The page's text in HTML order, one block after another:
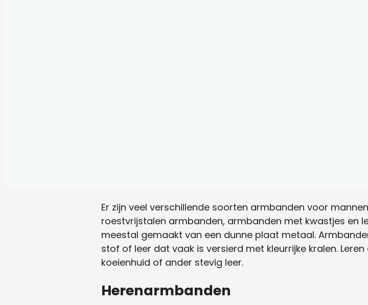
Er zijn veel verschillende soorten armbanden voor
roestvrijstalen armbanden, armbanden met kwastjes en
meestal gemaakt van een dunne plaat metaal.
stof of leer dat vaak is versierd met kleurrijke kralen.
koeienhuid of ander stevig leer.
Herenarmbanden